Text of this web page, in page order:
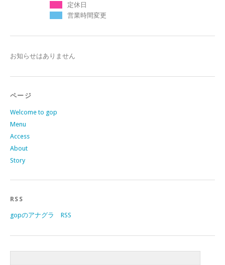
定休日
営業時間変更
お知らせはありません
ページ
Welcome to gop
Menu
Access
About
Story
RSS
gopのアナグラ RSS